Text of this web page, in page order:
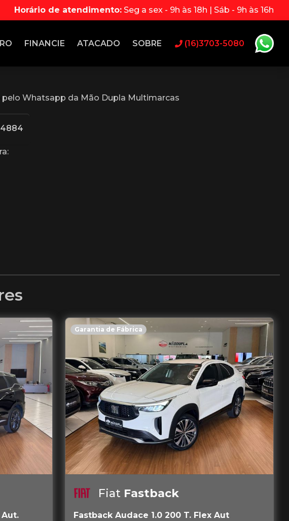
Horário de atendimento: Seg a sex - 9h às 18h | Sáb - 9h às 16h
FINANCIE ATACADO SOBRE (16)3703-5080
Whatsapp da Mão Dupla Multimarcas
Aut.
Garantia de Fábrica
Fiat Fastback
Fastback Audace 1.0 200 T. Flex Aut